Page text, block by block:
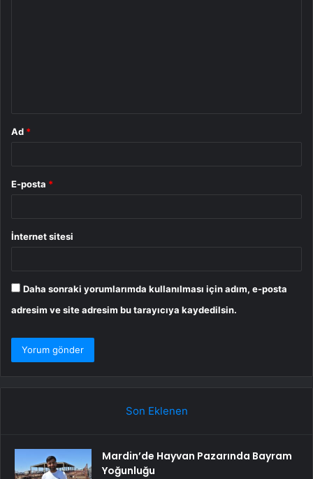
Ad *
E-posta *
İnternet sitesi
Daha sonraki yorumlarımda kullanılması için adım, e-posta
adresim ve site adresim bu tarayıcıya kaydedilsin.
Son Eklenen
Mardin’de Hayvan Pazarında Bayram
Yoğunluğu